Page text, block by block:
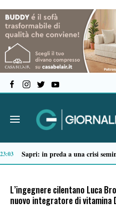
14:51
L’ingegnere cilentano Luca
nuovo integratore di vitamina